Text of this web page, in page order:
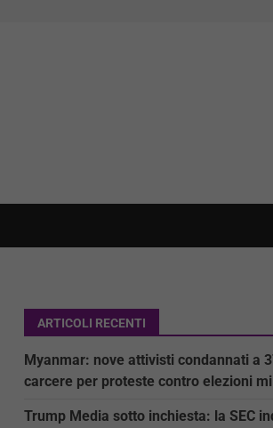
ARTICOLI RECENTI
Myanmar: nove attivisti condannati a
carcere per proteste contro elezioni
Trump Media sotto inchiesta: la SEC